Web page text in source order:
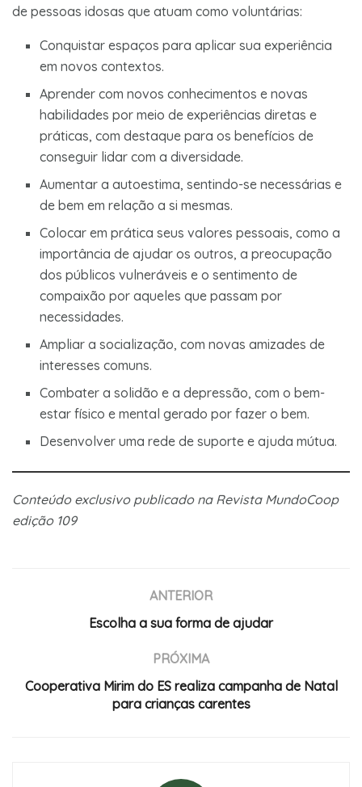
de pessoas idosas que atuam como voluntárias:
Conquistar espaços para aplicar sua experiência
em novos contextos.
Aprender com novos conhecimentos e novas
habilidades por meio de experiências diretas e
práticas, com destaque para os benefícios de
conseguir lidar com a diversidade.
Aumentar a autoestima, sentindo-se necessárias e
de bem em relação a si mesmas.
Colocar em prática seus valores pessoais, como a
importância de ajudar os outros, a preocupação
dos públicos vulneráveis e o sentimento de
compaixão por aqueles que passam por
necessidades.
Ampliar a socialização, com novas amizades de
interesses comuns.
Combater a solidão e a depressão, com o bem-
estar físico e mental gerado por fazer o bem.
Desenvolver uma rede de suporte e ajuda mútua.
Conteúdo exclusivo publicado na Revista MundoCoop
edição 109
ANTERIOR
Escolha a sua forma de ajudar
PRÓXIMA
Cooperativa Mirim do ES realiza campanha de Natal
para crianças carentes